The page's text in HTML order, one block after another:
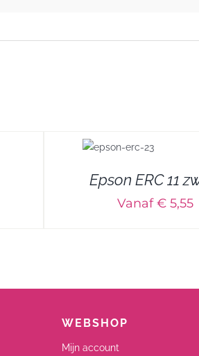
Epson ERC 11
Vanaf € 5,55
DETAILS
WEBSHOP
Mijn account